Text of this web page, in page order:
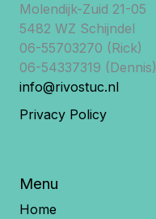
Molendijk-Zuid 21-05
5482 WZ Schijndel
06-55703270 (Rick)
06-54337319 (Dennis)
info@rivostuc.nl
Privacy Policy
Menu
Home